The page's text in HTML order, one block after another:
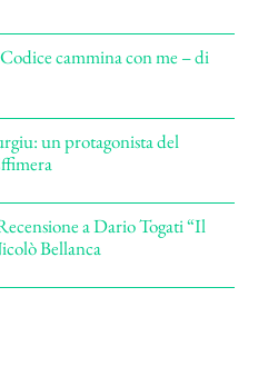
cammina con me – di
un protagonista del
a Dario Togati “Il
Bellanca